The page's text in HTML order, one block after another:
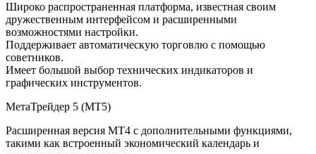
Широко распространенная платформа, известная своим
дружественным интерфейсом и расширенными
возможностями настройки.
Поддерживает автоматическую торговлю с помощью
советников.
Имеет большой выбор технических индикаторов и
графических инструментов.
МетаТрейдер 5 (МТ5)
Расширенная версия МТ4 с дополнительными функциями,
такими как встроенный экономический календарь и